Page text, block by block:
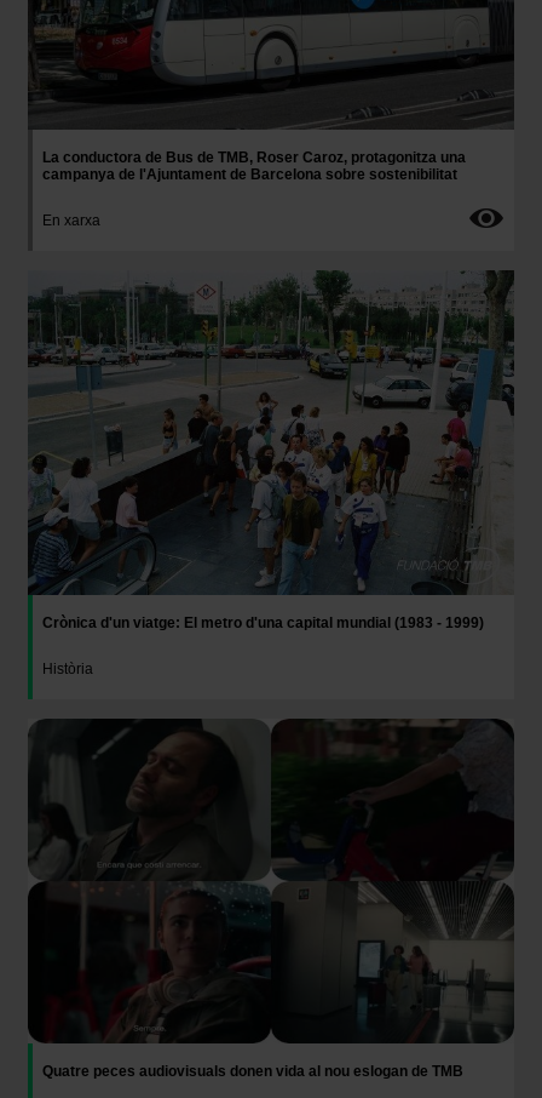
La conductora de Bus de TMB, Roser Caroz, protagonitza una
campanya de l'Ajuntament de Barcelona sobre sostenibilitat
En xarxa
Crònica d'un viatge: El metro d'una capital mundial (1983 - 1999)
Història
Imatge
Quatre peces audiovisuals donen vida al nou eslogan de TMB